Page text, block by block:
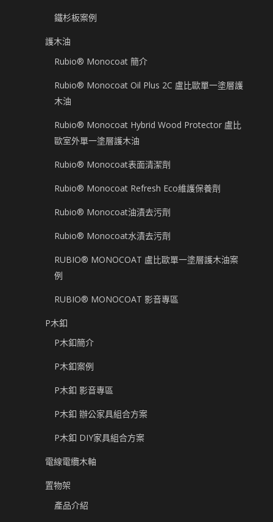
鐵杉板案例
護木油
Rubio® Monocoat 簡介
Rubio® Monocoat Oil Plus 2C 盧比歐單一塗層護
木油
Rubio® Monocoat Hybrid Wood Protector 盧比
歐室外單一塗層護木油
Rubio® Monocoat表面清潔劑
Rubio® Monocoat Refresh Eco維護保養劑
Rubio® Monocoat油漬去污劑
Rubio® Monocoat水漬去污劑
RUBIO® MONOCOAT 盧比歐單一塗層護木油案
例
RUBIO® MONOCOAT 影音專區
P木釦
P木釦簡介
P木釦案例
P木釦 影音專區
P木釦 辦公家具組合方案
P木釦 DIY家具組合方案
電線電纜木軸
置物架
產品介紹